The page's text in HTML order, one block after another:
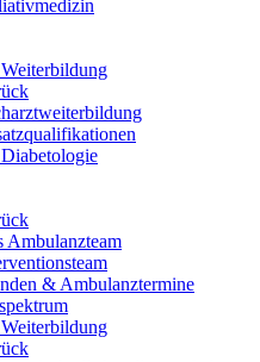
Ambulanzteam
& Ambulanztermine